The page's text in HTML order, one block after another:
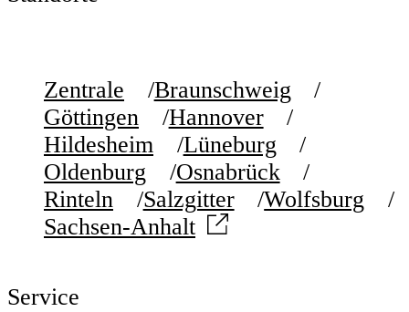
Zentrale
Braunschweig
Göttingen
Hannover
Hildesheim
Lüneburg
Oldenburg
Osnabrück
Rinteln
Salzgitter
Wolfsburg
Sachsen-Anhalt
Service